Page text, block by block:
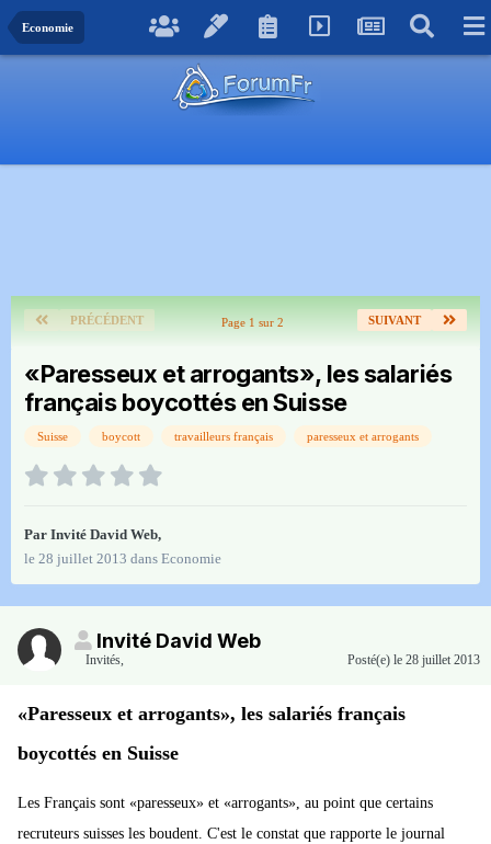
Economie
PRÉCÉDENT SUIVANT
Page 1 sur 2
«Paresseux et arrogants», les salariés
français boycottés en Suisse
Suisse boycott travailleurs français paresseux et arrogants
Par Invité David Web,
le 28 juillet 2013 dans Economie
Invité David Web
Invités, Posté(e) le 28 juillet 2013
«Paresseux et arrogants», les salariés français
boycottés en Suisse
Les Français sont «paresseux» et «arrogants», au point que certains
recruteurs suisses les boudent. C'est le constat que rapporte le journal